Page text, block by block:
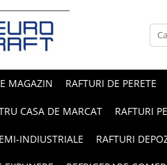
MAGAZIN RAFTURI DE PERETE
CASA DE MARCAT RAFTURI
INDIUSTRIALE RAFTURI